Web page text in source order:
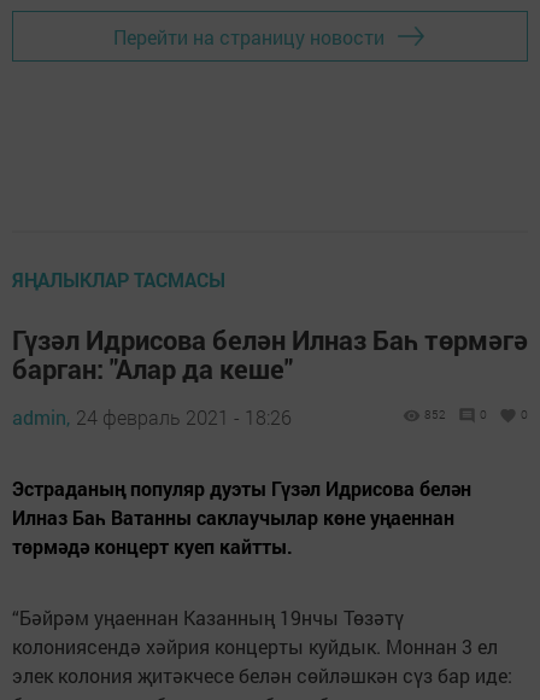
Перейти на страницу новости
ЯҢАЛЫКЛАР ТАСМАСЫ
Гүзәл Идрисова белән Илназ Баһ төрмәгә
барган: "Алар да кеше"
admin, 24 февраль 2021 - 18:26 852 0 0
Эстраданың популяр дуэты Гүзәл Идрисова белән
Илназ Баһ Ватанны саклаучылар көне уңаеннан
төрмәдә концерт куеп кайтты.
“Бәйрәм уңаеннан Казанның 19нчы Төзәтү
колониясендә хәйрия концерты куйдык. Моннан 3 ел
элек колония җитәкчесе белән сөйләшкән сүз бар иде: